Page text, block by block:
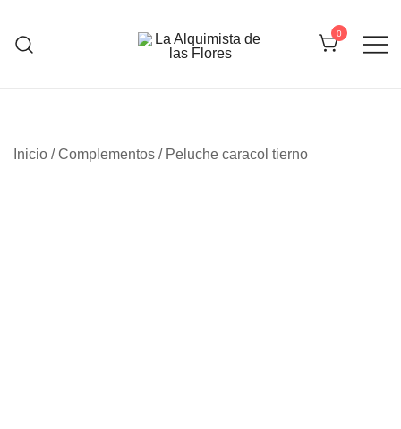
contenido
0
Inicio /Complementos / Peluche caracol tierno